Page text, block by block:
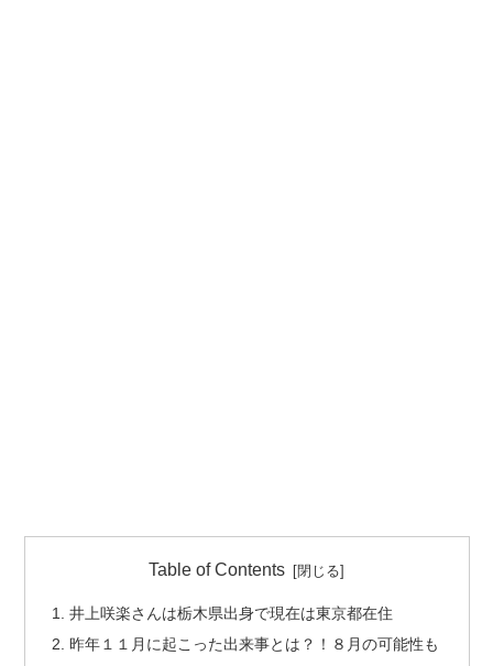
Table of Contents
井上咲楽さんは栃木県出身で現在は東京都在住
昨年１１月に起こった出来事とは？！８月の可能性も